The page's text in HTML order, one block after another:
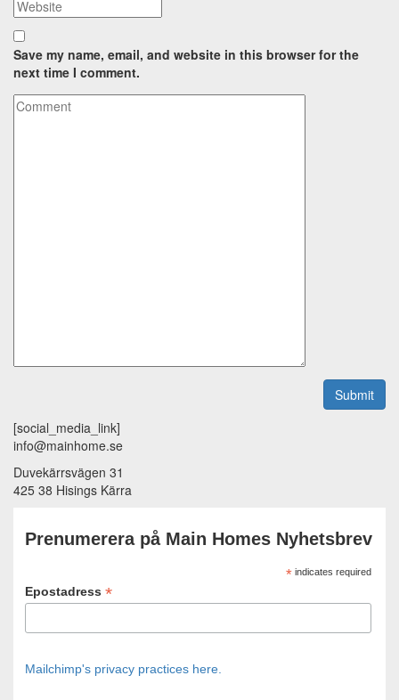
Save my name, email, and website in this browser for the
next time I comment.
[social_media_link]
info@mainhome.se
Duvekärrsvägen 31
425 38 Hisings Kärra
Prenumerera på Main Homes Nyhetsbrev
*indicates required
Epostadress *
Mailchimp's privacy practices here.